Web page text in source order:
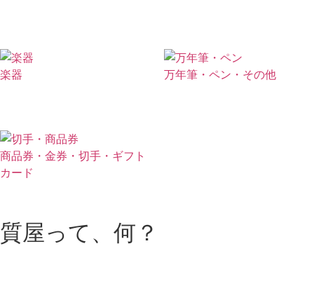
楽器 万年筆・ペン・その他
商品券・金券・切手・ギフト
カード
質屋って、何？